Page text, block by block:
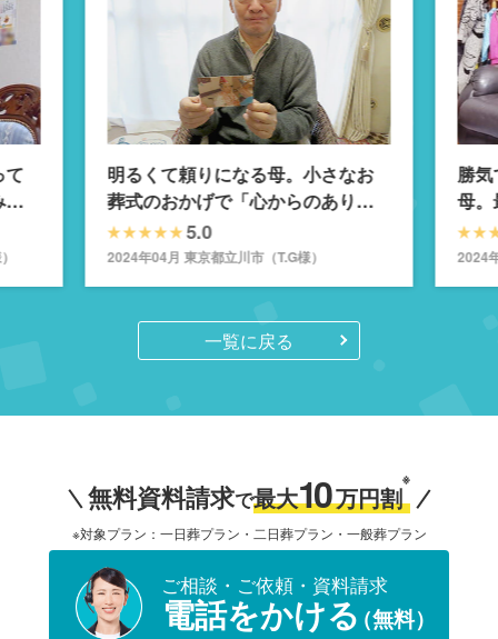
て
を
明るくて頼りになる母。小さなお
葬式のおかげで「心からのありが
とう」で見送れました
5.0
2024年04月 東京都立川市（T.G様）
勝
母。
に
2024
一覧に戻る
無料資料請求で最大10万円割
※
※対象プラン：一日葬プラン・二日葬プラン・一般葬プラン
ご相談・ご依頼・資料請求
電話をかける（無料）